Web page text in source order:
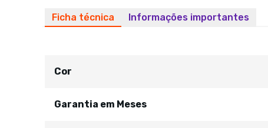
Ficha técnica Informações importantes
Cor
Garantia em Meses